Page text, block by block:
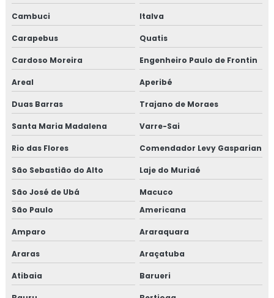
TESTE HIDROSTÁTICO NR13
TESTE HIDROSTATICO VASO DE PRESSÃO
TESTE HIDROSTÁTICO EM MANGUEIRAS
TESTE HIDROSTÁTICO COMPRESSOR DE AR
NR13 TESTE HIDROSTATICO
TESTE HIDROSTÁTICO TUBULAÇÃO
TESTE DE PRESSÃO HIDROSTÁTICA
TESTE HIDROSTATICO EM TUBULAÇÃO DE
TESTE HIDROSTÁTICO EM CALDEIRAS
TESTE HIDROSTÁTICO EM TUBULAÇÕES DE ÁGUA
LAUDO DE ESTANQUEIDADE
TESTE DE ESTANQUEIDADE ÁGUA
Cambuci Italva
Carapebus Quatis
Cardoso Moreira Engenheiro Paulo de Frontin
Areal Aperibé
Duas Barras Trajano de Moraes
Santa Maria Madalena Varre-Sai
Rio das Flores Comendador Levy Gasparian
São Sebastião do Alto Laje do Muriaé
São José de Ubá
Macuco
São Paulo
Americana
Amparo Araraquara
Araras Araçatuba
Atibaia Barueri